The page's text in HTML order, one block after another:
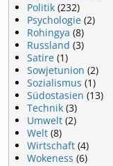
Politik (232)
Psychologie (2)
Rohingya (8)
Russland (3)
Satire (1)
Sowjetunion (2)
Sozialismus (1)
Südostasien (13)
Technik (3)
Umwelt (2)
Welt (8)
Wirtschaft (4)
Wokeness (6)